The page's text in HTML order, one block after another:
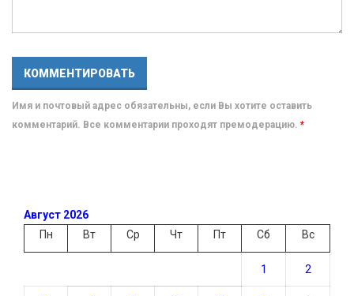
Имя и почтовый адрес обязательны, если Вы хотите оставить
комментарий. Все комментарии проходят премодерацию. *
Август 2026
Пн
Вт Ср Чт Пт Сб Вс
1 2